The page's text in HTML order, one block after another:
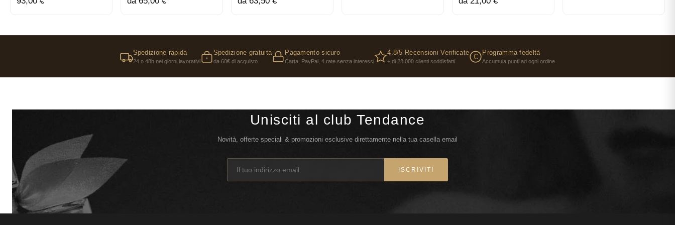
LE NOTE OLFATTIVE
Infine, l'assoluto di Fava Tonka, abbinato al legno di cedro, crea una scia
lusso. Di un nero intenso, dalla forma quadrata e arrotondata, possiede una
Armani, una placca argentata cattura la luce e crea un contrasto
Spedizione rapida
24 o 48h nei giorni lavorativi
Spedizione gratuita
da 60€ di acquisto
Pagamento sicuro
Carta, PayPal, 4 rate senza interessi
4.8/5 Recensioni Verificate
+ di 28 000 clienti soddisfatti
€ Programma fedeltà
Accumula punti ad ogni ordine
Unisciti al club Tendance
Novità, offerte speciali & promozioni esclusive direttamente nella tua casella email
ISCRIVITI